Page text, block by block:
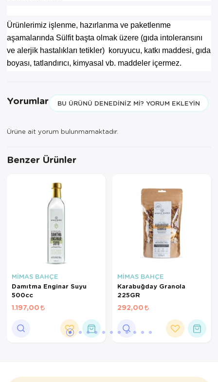
Ürünlerimiz işlenme, hazırlanma ve paketlenme
aşamalarında Sülfit başta olmak üzere (gıda intoleransını
ve alerjik hastalıkları tetikler) koruyucu, katkı maddesi, gıda
boyası, tatlandırıcı, kimyasal vb. maddeler içermez.
Yorumlar BU ÜRÜNÜ DENEDINIZ MI? YORUM EKLEYIN
Ürüne ait yorum bulunmamaktadır.
Benzer Ürünler
MİMAS BAHÇE
Damıtma Enginar Suyu
500cc
1.197,00
MİMAS BAHÇE
Karabuğday Granola
225GR
292,00